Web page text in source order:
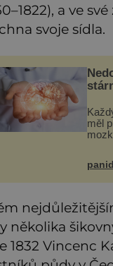
a ve
svoje sídla.
měl
několika
1832 Vincenc